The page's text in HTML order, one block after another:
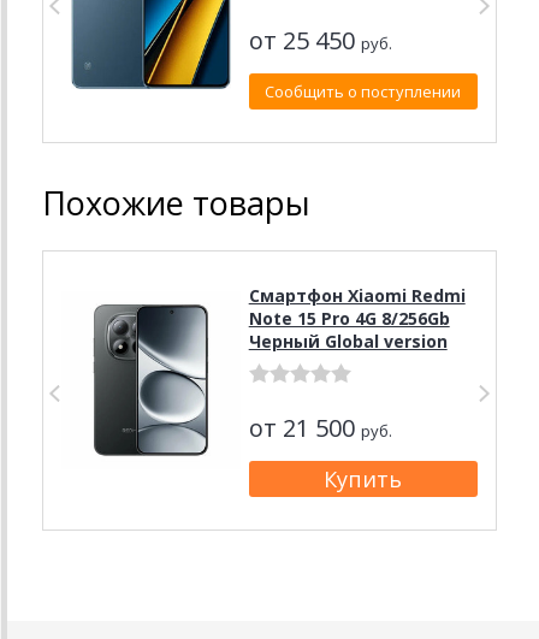
от 25 450 руб.
Сообщить о поступлении
Похожие товары
Смартфон Xiaomi Redmi
Note 15 Pro 4G 8/256Gb
Черный Global version
от 21 500 руб.